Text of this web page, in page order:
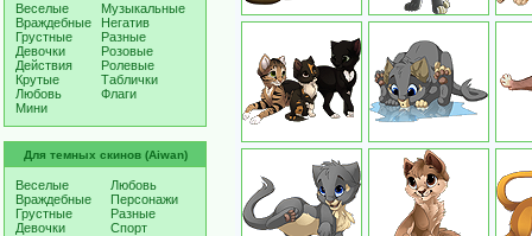
Веселые
Враждебные
Грустные
Девочки
Действия
Крутые
Любовь
Мини
Музыкальные
Негатив
Разные
Розовые
Ролевые
Таблички
Флаги
Для темных скинов (Aiwan)
Веселые
Враждебные
Грустные
Девочки
Любовь
Персонажи
Разные
Спорт